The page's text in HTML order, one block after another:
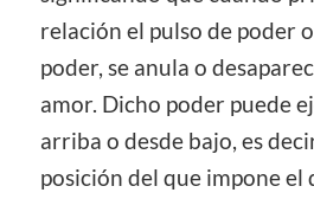
relación el pulso de poder
poder, se anula o
amor. Dicho poder puede
arriba o desde bajo, es
posición del que impone el